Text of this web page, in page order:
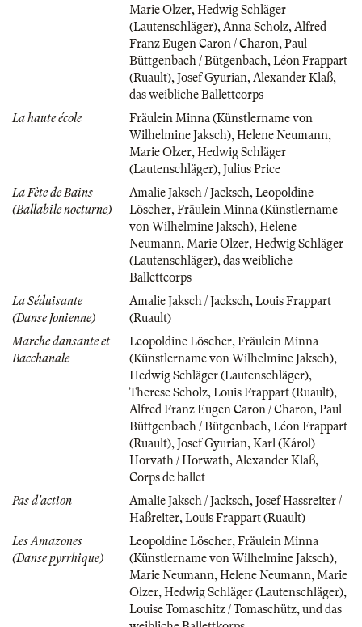
Marie Olzer, Hedwig Schläger
(Lautenschläger), Anna Scholz, Alfred
Franz Eugen Caron / Charon, Paul
Büttgenbach / Bütgenbach, Léon Frappart
(Ruault), Josef Gyurian, Alexander Klaß,
das weibliche Ballettcorps
La haute école
Fräulein Minna (Künstlername von
Wilhelmine Jaksch), Helene Neumann,
Marie Olzer, Hedwig Schläger
(Lautenschläger), Julius Price
La Fète de Bains
(Ballabile nocturne)
Amalie Jaksch / Jacksch, Leopoldine
Löscher, Fräulein Minna (Künstlername
von Wilhelmine Jaksch), Helene
Neumann, Marie Olzer, Hedwig Schläger
(Lautenschläger), das weibliche
Ballettcorps
La Séduisante
(Danse Jonienne)
Amalie Jaksch / Jacksch, Louis Frappart
(Ruault)
Marche dansante et
Bacchanale
Leopoldine Löscher, Fräulein Minna
(Künstlername von Wilhelmine Jaksch),
Hedwig Schläger (Lautenschläger),
Therese Scholz, Louis Frappart (Ruault),
Alfred Franz Eugen Caron / Charon, Paul
Büttgenbach / Bütgenbach, Léon Frappart
(Ruault), Josef Gyurian, Karl (Károl)
Horvath / Horwath, Alexander Klaß,
Corps de ballet
Pas d'action
Amalie Jaksch / Jacksch, Josef Hassreiter /
Haßreiter, Louis Frappart (Ruault)
Les Amazones
(Danse pyrrhique)
Leopoldine Löscher, Fräulein Minna
(Künstlername von Wilhelmine Jaksch),
Marie Neumann, Helene Neumann, Marie
Olzer, Hedwig Schläger (Lautenschläger),
Louise Tomaschitz / Tomaschütz, und das